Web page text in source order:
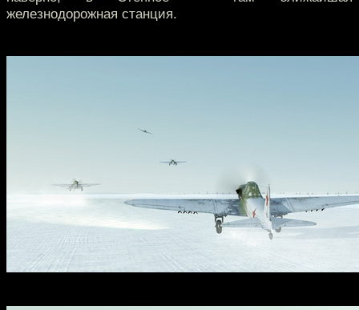
железнодорожная станция.